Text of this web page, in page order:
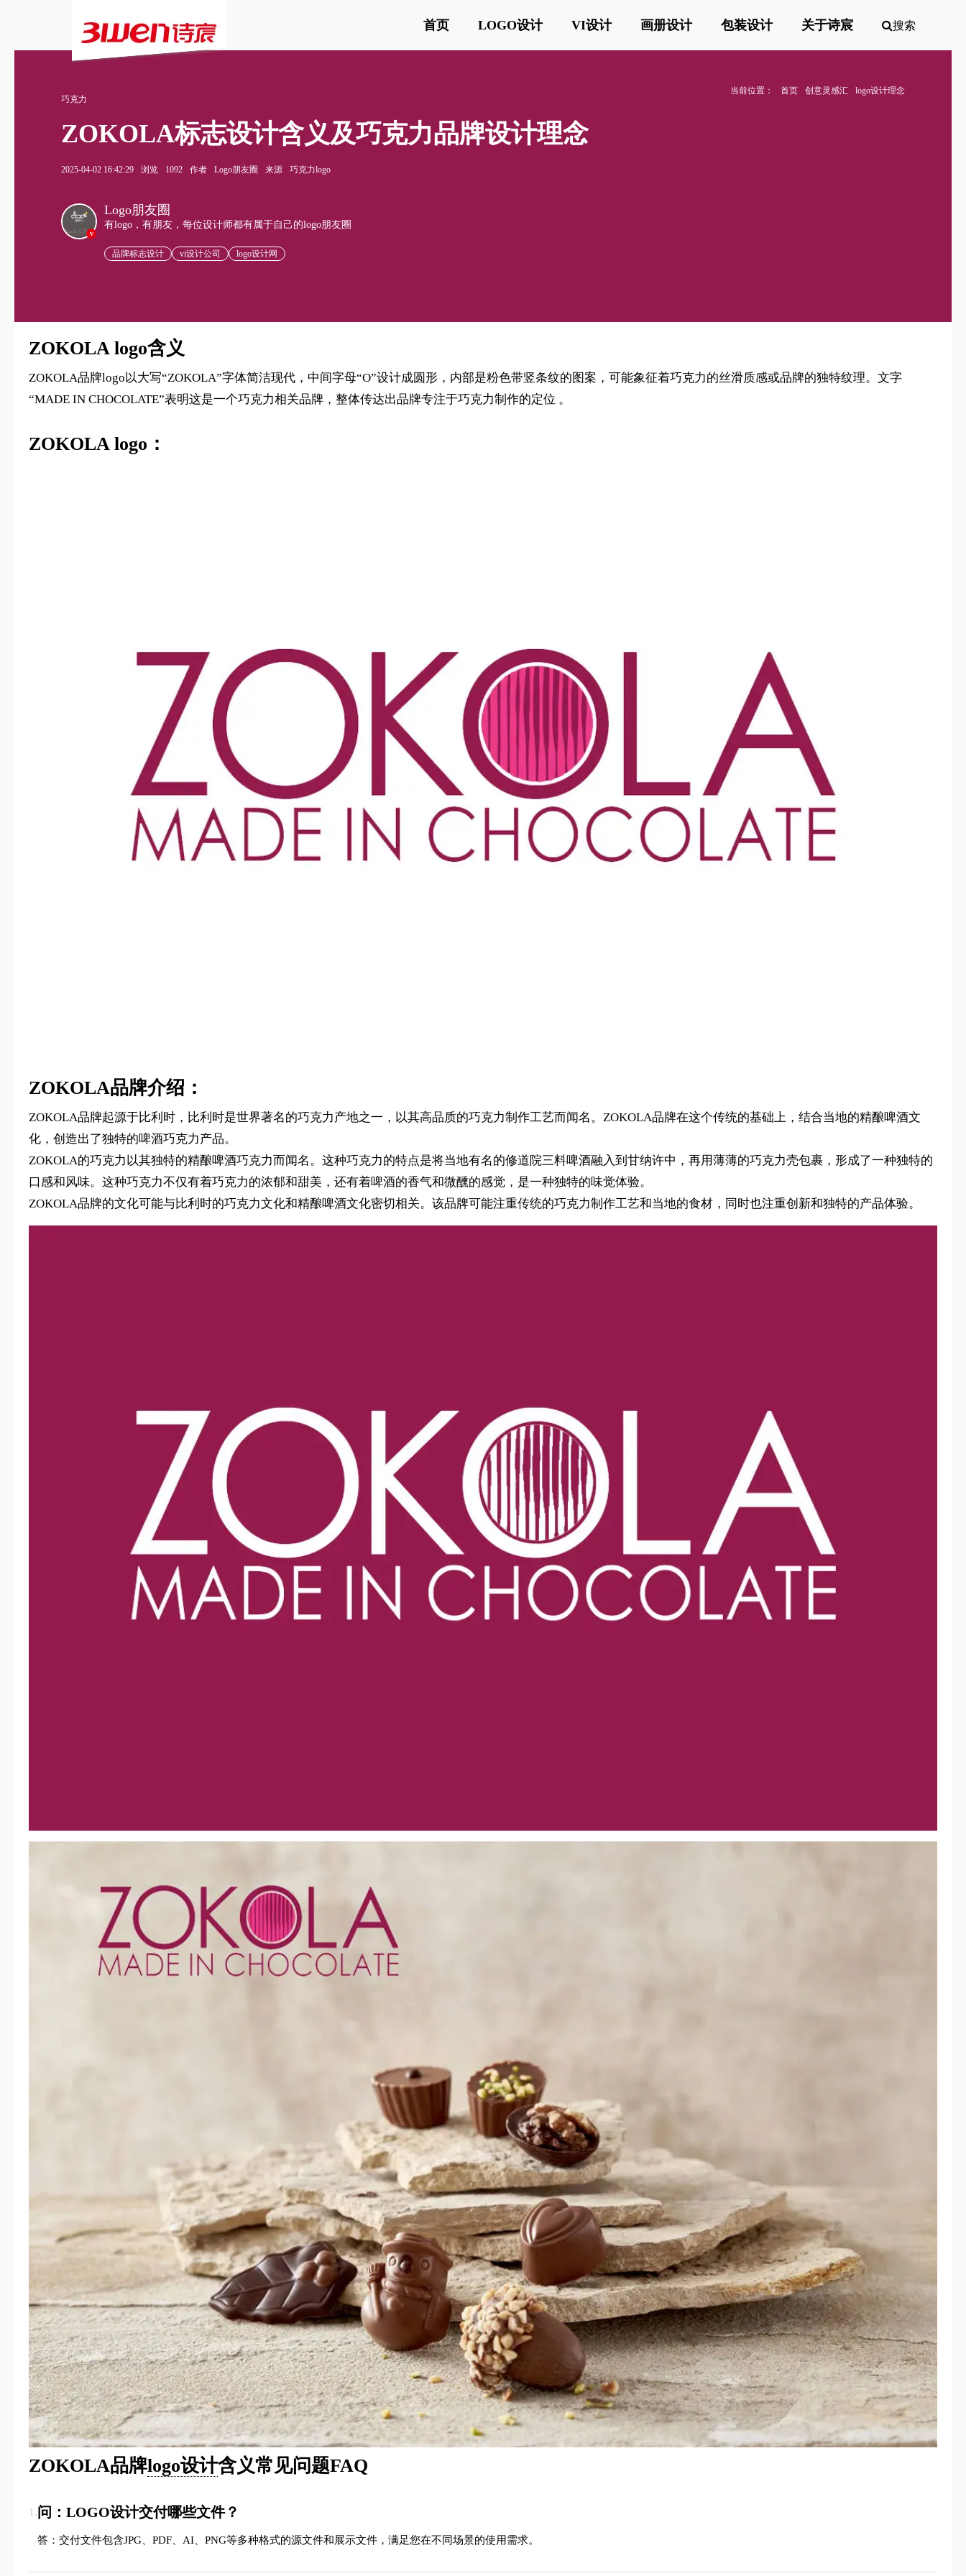
首页 LOGO设计 VI设计 画册设计 包装设计 关于诗宸 搜索
当前位置： 首页 创意灵感汇
logo设计理念
巧克力
ZOKOLA标志设计含义及巧克力品牌设计理念
2025-04-02 16:42:29 浏览 1092 作者 Logo朋友圈 来源 巧克力logo
v
Logo朋友圈
有logo，有朋友，每位设计师都有属于自己的logo朋友圈
品牌标志设计 vi设计公司 logo设计网
ZOKOLA logo含义
ZOKOLA品牌logo以大写“ZOKOLA”字体简洁现代，中间字母“O”设计成圆形，内部是粉色带竖条纹的图案，可能象征着巧克力的丝滑质感或品牌的独特纹理。文字
“MADE IN CHOCOLATE”表明这是一个巧克力相关品牌，整体传达出品牌专注于巧克力制作的定位 。
ZOKOLA logo：
ZOKOLA品牌介绍：
ZOKOLA品牌起源于比利时，比利时是世界著名的巧克力产地之一，以其高品质的巧克力制作工艺而闻名。ZOKOLA品牌在这个传统的基础上，结合当地的精酿啤酒文
化，创造出了独特的啤酒巧克力产品。
ZOKOLA的巧克力以其独特的精酿啤酒巧克力而闻名。这种巧克力的特点是将当地有名的修道院三料啤酒融入到甘纳许中，再用薄薄的巧克力壳包裹，形成了一种独特的
口感和风味。这种巧克力不仅有着巧克力的浓郁和甜美，还有着啤酒的香气和微醺的感觉，是一种独特的味觉体验。
ZOKOLA品牌的文化可能与比利时的巧克力文化和精酿啤酒文化密切相关。该品牌可能注重传统的巧克力制作工艺和当地的食材，同时也注重创新和独特的产品体验。
ZOKOLA品牌logo设计含义常见问题FAQ
1.问：LOGO设计交付哪些文件？
答：交付文件包含JPG、PDF、AI、PNG等多种格式的源文件和展示文件，满足您在不同场景的使用需求。